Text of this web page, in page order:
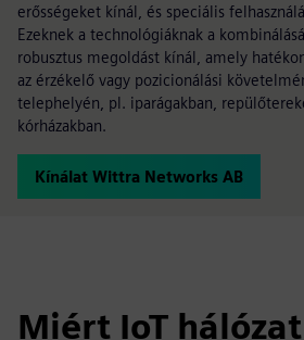
erősségeket kínál, és speciális
Ezeknek a technológiáknak a
robusztus megoldást kínál, amely
az érzékelő vagy pozicionálási
telephelyén, pl. iparágakban,
kórházakban.
Kínálat Wittra Networks AB
Miért IoT